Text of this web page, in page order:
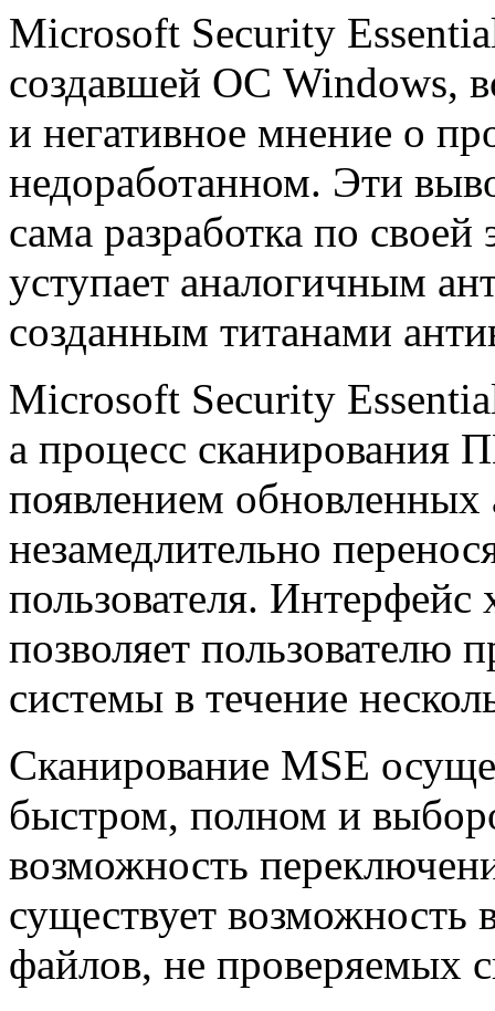
Microsoft Security
создавшей ОС Windows,
и негативное мнение о
недоработанном. Эти
сама разработка по
уступает аналогичным
созданным титанами
Microsoft Security
а процесс сканирования
появлением
незамедлительно
пользователя.
позволяет пользователю
системы в течение
Сканирование MSE
быстром, полном и
возможность
существует возможность
файлов, не проверяемых